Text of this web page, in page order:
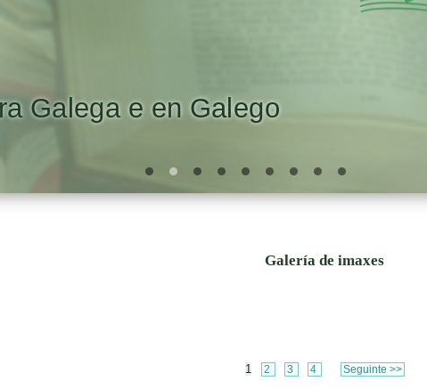
Galega e en Galego
Galería de imaxes
1 2 3 4 Seguinte >>